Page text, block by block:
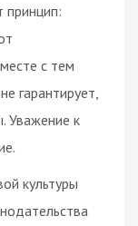
принцип:
с тем
гарантирует,
Уважение к
культуры